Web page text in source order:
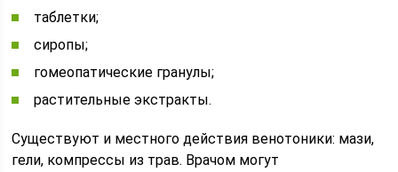
таблетки;
сиропы;
гомеопатические гранулы;
растительные экстракты.
Существуют и местного действия венотоники: мази,
гели, компрессы из трав. Врачом могут